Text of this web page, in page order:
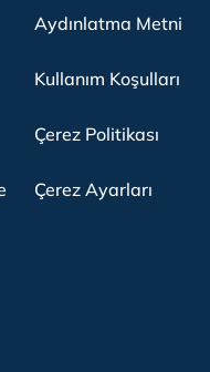
Aydınlatma Metni
Kullanım Koşulları
Çerez Politikası
Çerez Ayarları